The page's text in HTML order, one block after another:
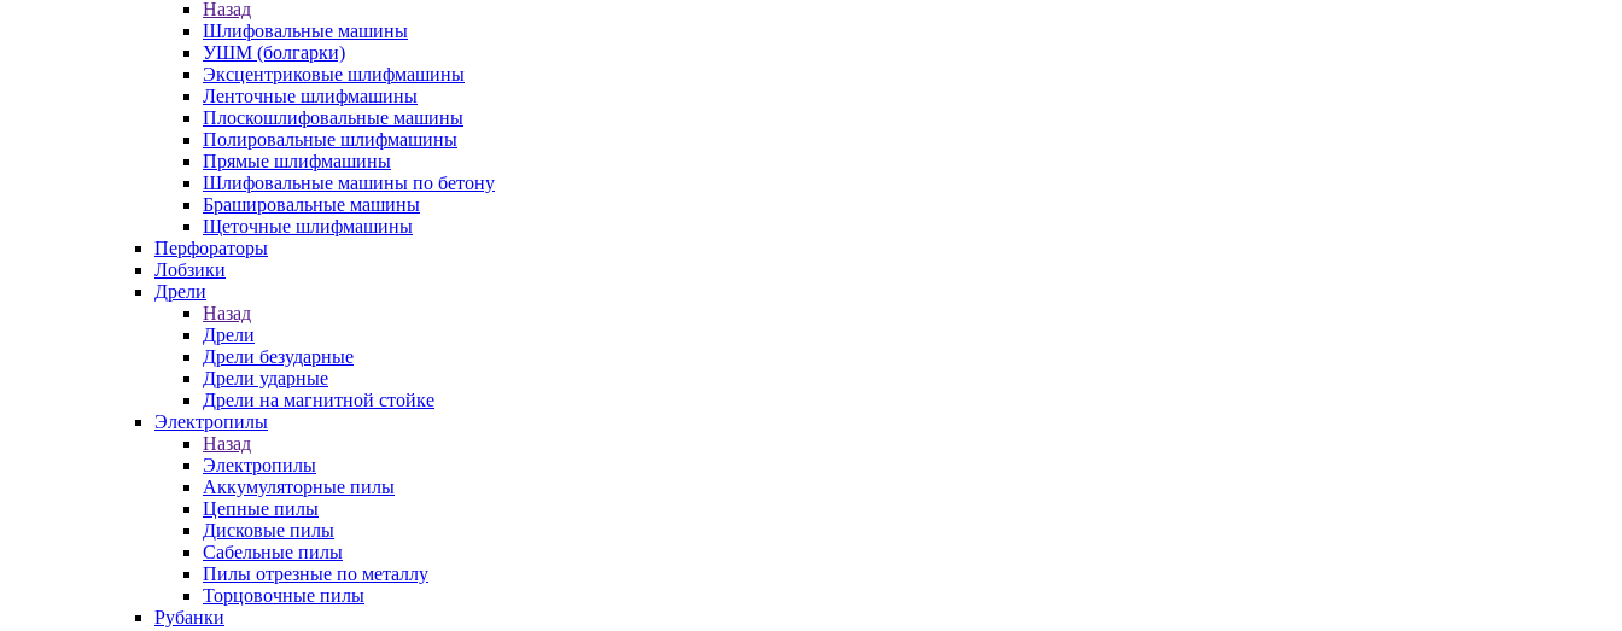
Назад
Шлифовальные машины
УШМ (болгарки)
Эксцентриковые шлифмашины
Ленточные шлифмашины
Плоскошлифовальные машины
Полировальные шлифмашины
Прямые шлифмашины
Шлифовальные машины по бетону
Брашировальные машины
Щеточные шлифмашины
Перфораторы
Лобзики
Дрели
Назад
Дрели
Дрели безударные
Дрели ударные
Дрели на магнитной стойке
Электропилы
Назад
Электропилы
Аккумуляторные пилы
Цепные пилы
Дисковые пилы
Сабельные пилы
Пилы отрезные по металлу
Торцовочные пилы
Рубанки